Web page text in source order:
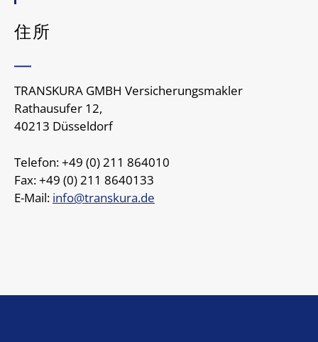
住所
TRANSKURA GMBH Versicherungsmakler
Rathausufer 12,
40213 Düsseldorf
Telefon: +49 (0) 211 864010
Fax: +49 (0) 211 8640133
E-Mail: info@transkura.de